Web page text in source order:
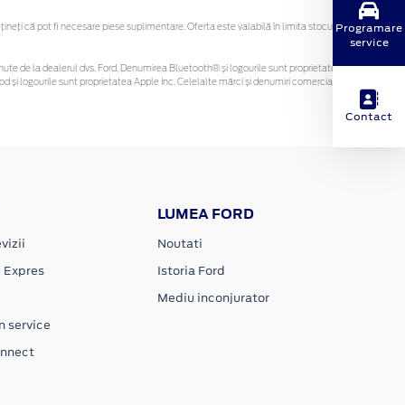
că pot fi necesare piese suplimentare. Oferta este valabilă în limita stocului
de la dealerul dvs. Ford. Denumirea Bluetooth® și logourile sunt proprietatea
și logourile sunt proprietatea Apple Inc. Celelalte mărci și denumiri comerciale sunt
Expres
service
LUMEA FORD
Noutati
Istoria Ford
Mediu inconjurator
Programare
service
Contact